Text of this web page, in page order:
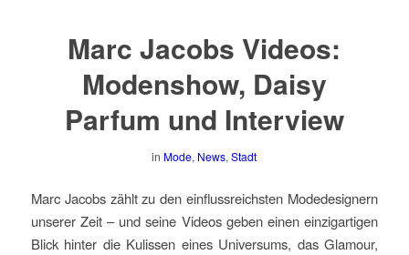
Marc Jacobs Videos:
Modenshow, Daisy
Parfum und Interview
in Mode, News,Stadt
Marc Jacobs zählt zu den einflussreichsten Modedesignern
unserer Zeit – und seine Videos geben einen einzigartigen
Blick hinter die Kulissen eines Universums, das Glamour,